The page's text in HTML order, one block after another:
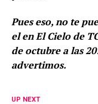
Pues eso, no te
el en El Cielo de
de octubre a las
advertimos.
UP NEXT